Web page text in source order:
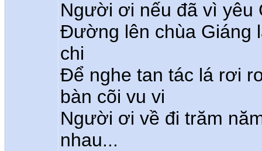
Người ơi nếu đã vì yêu
Đường lên chùa Giáng
chi
Để nghe tan tác lá rơi
bàn cõi vu vi
Người ơi về đi trăm
nhau...